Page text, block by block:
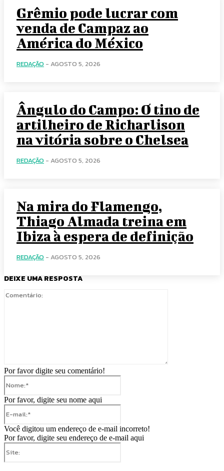
Grêmio pode lucrar com
venda de Campaz ao
América do México
REDAÇÃO - AGOSTO 5, 2026
Ângulo do Campo: O tino de
artilheiro de Richarlison
na vitória sobre o Chelsea
REDAÇÃO - AGOSTO 5, 2026
Na mira do Flamengo,
Thiago Almada treina em
Ibiza à espera de definição
REDAÇÃO - AGOSTO 5, 2026
DEIXE UMA RESPOSTA
Por favor digite seu comentário!
Por favor, digite seu nome aqui
Você digitou um endereço de e-mail incorreto!
Por favor, digite seu endereço de e-mail aqui